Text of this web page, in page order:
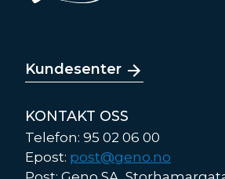
Kundesenter
KONTAKT OSS
Telefon: 95 02 06 00
Epost: post@geno.no